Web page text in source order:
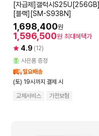
[자급제]갤럭시S25U[256GB]
[블랙][SM-S938N]
1,698,400원
1,596,500원 최대혜택가
4.9 (12)
사은품 증정
일요배송
(토) 19시까지 결제 시
교체서비스
가전보험